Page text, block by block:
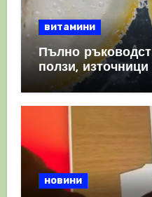
витамини
Пълно
ползи,
имунната
новини